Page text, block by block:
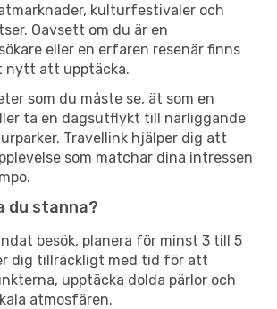
kulturfestivaler och
Oavsett om du är en
eller en erfaren resenär finns
nytt att upptäcka.
som du måste se, ät som en
ta en dagsutflykt till närliggande
Travellink hjälper dig att
som matchar dina intressen
du stanna?
besök, planera för minst 3 till 5
dig tillräckligt med tid för att
upptäcka dolda pärlor och
atmosfären.